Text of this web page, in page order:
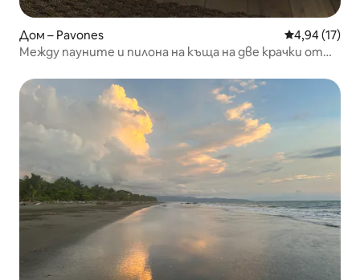
Дом – Pavones Средна
4,94 (17)
Между пауните и пилона на къща на две крачки от